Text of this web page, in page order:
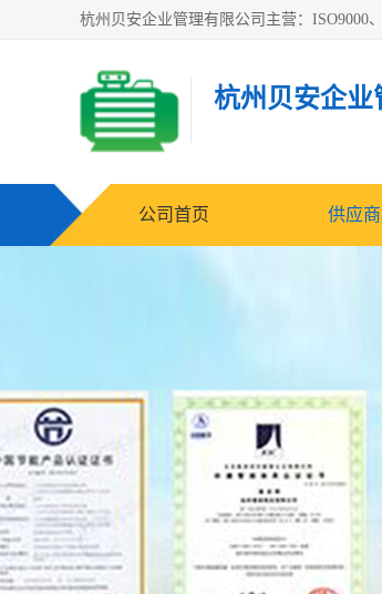
杭州贝安企业管理有限公司主营：ISO9000
杭州贝安企业
公司首页 供应